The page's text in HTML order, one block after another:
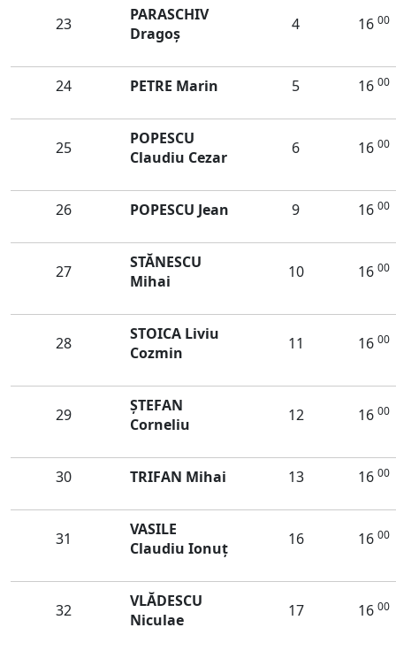
23
PARASCHIV
Dragoș
4 16 00
24 PETRE Marin 5 16 00
25
POPESCU
Claudiu Cezar
6 16 00
26 POPESCU Jean 9 16 00
27
STĂNESCU
Mihai
10 16 00
28
STOICA Liviu
Cozmin
11 16 00
29
ŞTEFAN
Corneliu
12 16 00
30 TRIFAN Mihai 13 16 00
31
VASILE
Claudiu Ionuț
16 16 00
32
VLĂDESCU
Niculae
17 16 00